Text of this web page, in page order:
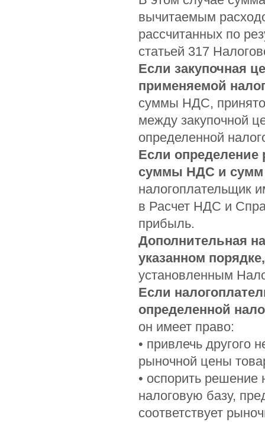
вычитаемым
рассчитанных по
статьей 317
Если закупочная
применяемой
суммы НДС,
между закупочной
определенной
Если
суммы НДС и сумм
налогоплательщик
в Расчет НДС и
прибыль.
Дополнительная
указанном
установленным
Если
определенной
он имеет право:
• привлечь другого
рыночной цены
• оспорить решение
налоговую базу,
соответствует